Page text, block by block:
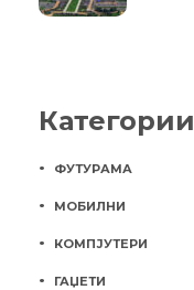
Категории
ФУТУРАМА
МОБИЛНИ
КОМПЈУТЕРИ
ГАЏЕТИ